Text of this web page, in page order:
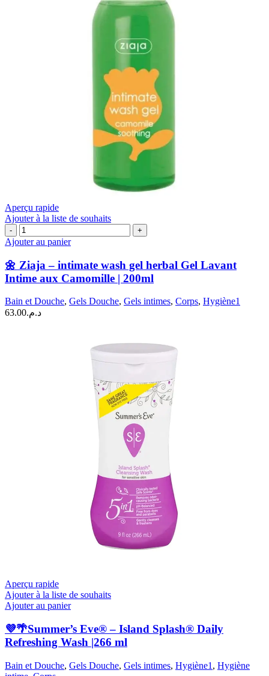
Aperçu rapide
Ajouter à la liste de souhaits
quantité
de
Ziaja
–
intimate
gel
herbal
Ajouter au panier
🌼 Ziaja – intimate wash gel herbal Gel Lavant
Intime aux Camomille | 200ml
Bain et Douche, Gels Douche, Gels intimes, Corps, Hygiène1
د.م.63.00
Aperçu rapide
Ajouter à la liste de souhaits
Ajouter au panier
💜🌴Summer’s Eve® – Island Splash® Daily
Refreshing Wash |266 ml
Bain et Douche, Gels Douche, Gels intimes, Hygiène1 , Hygiène